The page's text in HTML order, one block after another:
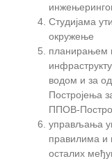
Студијама
окружење
планирањем
водом и за
Постројења
ППОВ-
управљања
правилима и
осталих